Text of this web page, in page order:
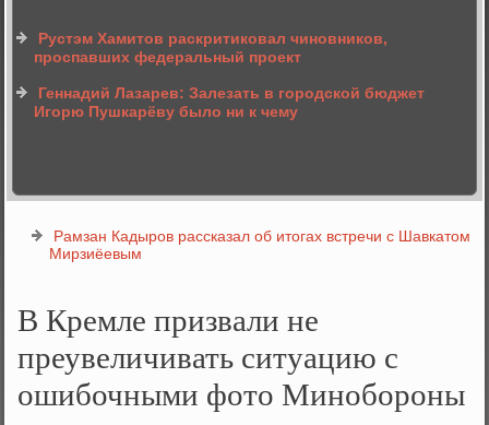
Рустэм Хамитов раскритиковал чиновников,
проспавших федеральный проект
Геннадий Лазарев: Залезать в городской бюджет
Игорю Пушкарёву было ни к чему
Рамзан Кадыров рассказал об итогах встречи с Шавкатом
Мирзиёевым
В Кремле призвали не
преувеличивать ситуацию с
ошибочными фото Минобороны